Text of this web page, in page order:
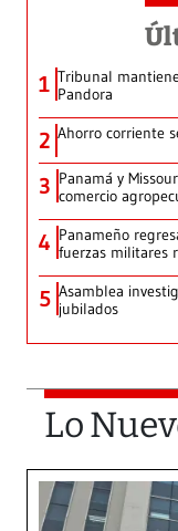
1 Tribunal
Pandora
2 Ahorro corriente
3 Panamá y
comercio
4 Panameño
fuerzas militares
5 Asamblea
jubilados
Lo